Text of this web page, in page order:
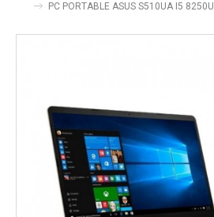
PC PORTABLE ASUS S510UA I5 8250U